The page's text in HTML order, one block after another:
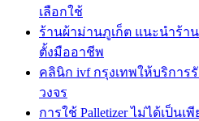
เลือกใช้
ร้านผ้าม่านภูเก็ต แนะนำร้
ตั้งมืออาชีพ
คลินิก ivf กรุงเทพให้บริกา
วงจร
การใช้ Palletizer ไม่ได้เป็นเ